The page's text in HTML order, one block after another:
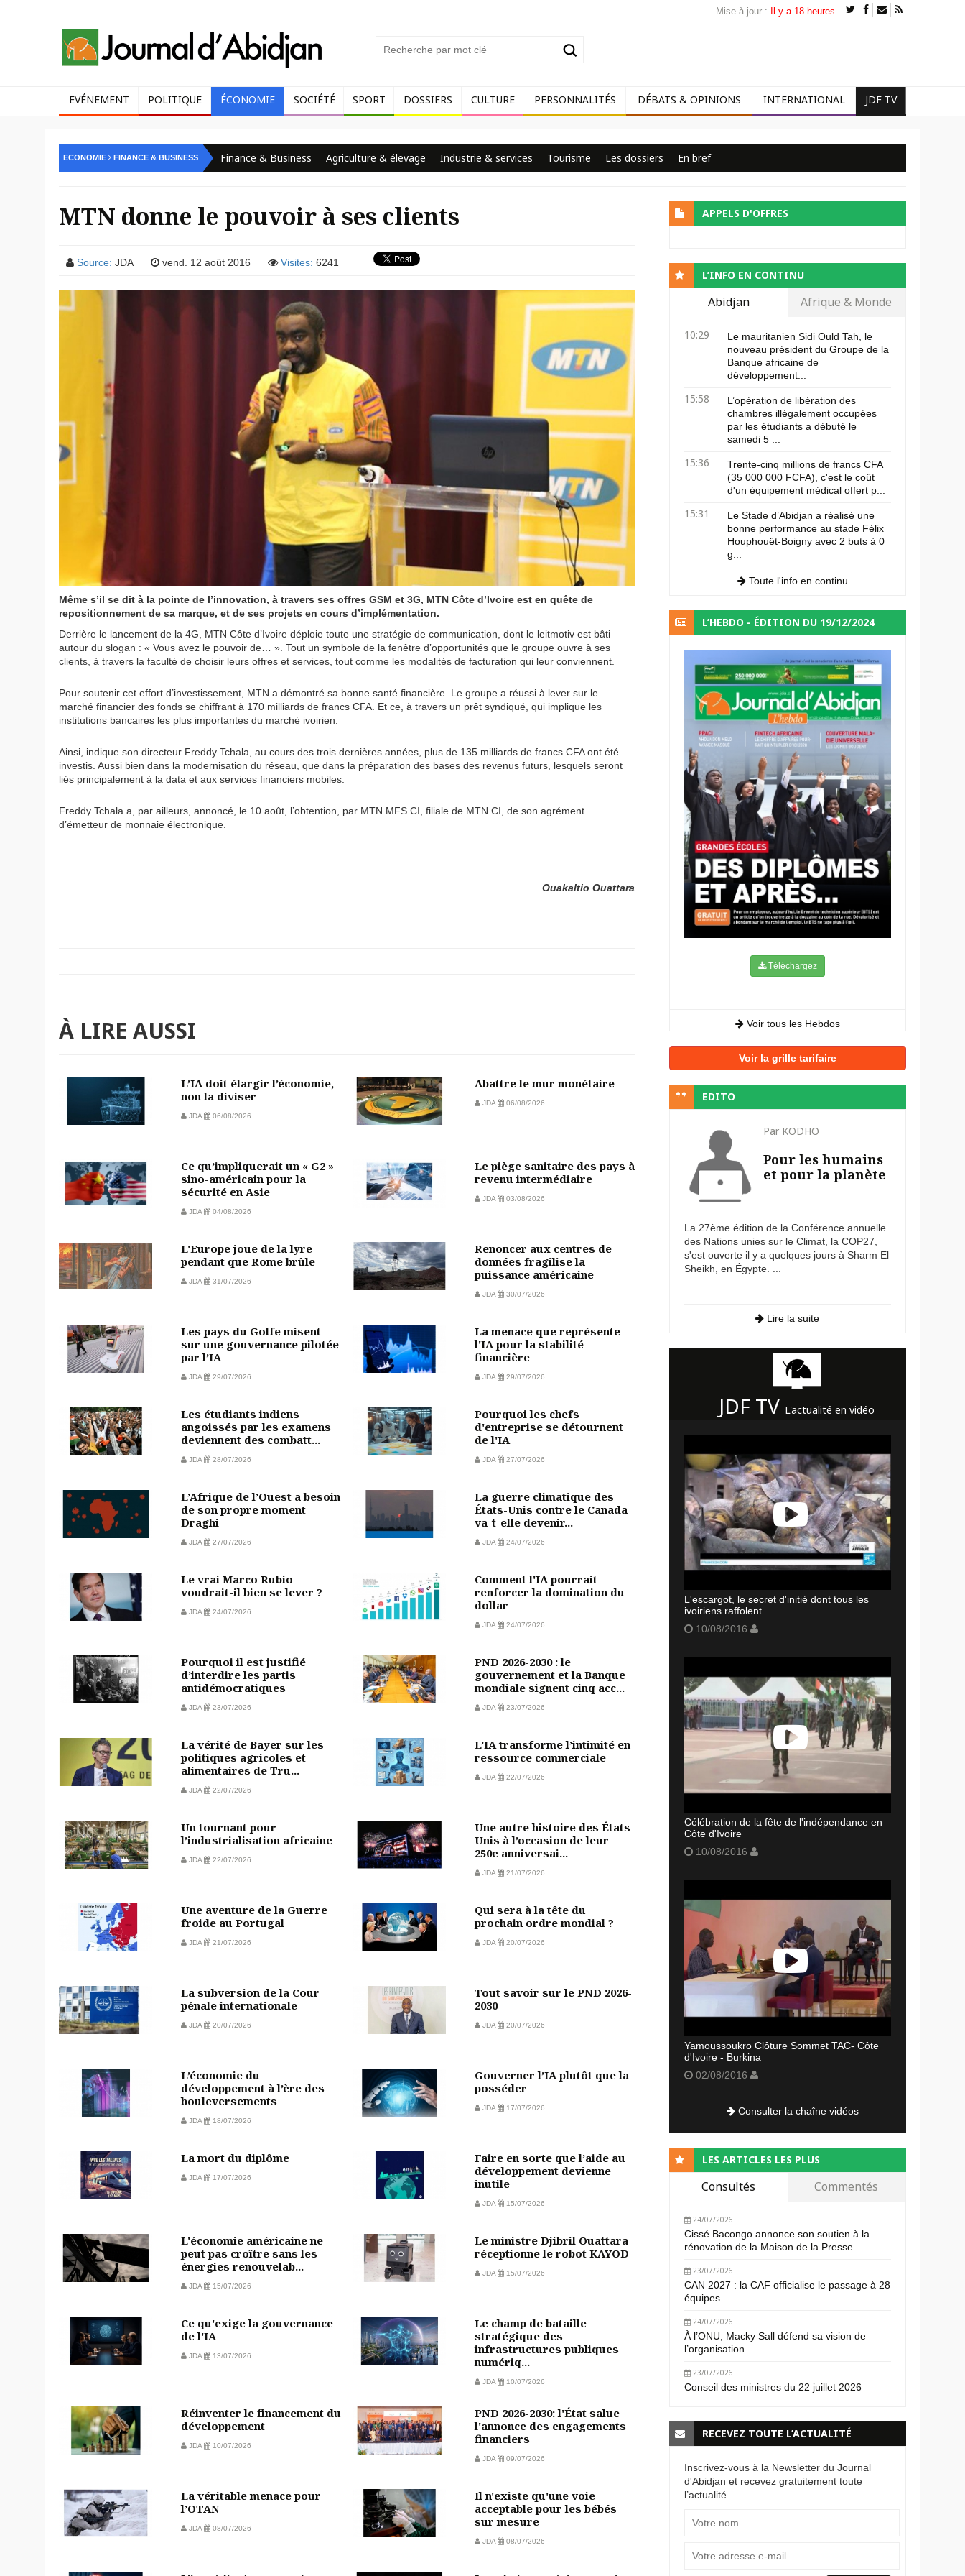
Mise à jour : Il y a 18 heures
EVÉNEMENT POLITIQUE ÉCONOMIE SOCIÉTÉ SPORT DOSSIERS CULTURE PERSONNALITÉS DÉBATS & OPINIONS INTERNATIONAL JDF TV
ECONOMIE FINANCE & BUSINESS Finance & Business Agriculture & élevage Industrie & services Tourisme Les dossiers En bref
MTN donne le pouvoir à ses clients
Source: JDA vend. 12 août 2016 Visites: 6241
Même s’il se dit à la pointe de l’innovation, à travers ses offres GSM et 3G, MTN Côte d’Ivoire est en quête de
repositionnement de sa marque, et de ses projets en cours d’implémentation.
Derrière le lancement de la 4G, MTN Côte d’Ivoire déploie toute une stratégie de communication, dont le leitmotiv est bâti
autour du slogan : « Vous avez le pouvoir de… ». Tout un symbole de la fenêtre d’opportunités que le groupe ouvre à ses
clients, à travers la faculté de choisir leurs offres et services, tout comme les modalités de facturation qui leur conviennent.
Pour soutenir cet effort d’investissement, MTN a démontré sa bonne santé financière. Le groupe a réussi à lever sur le
marché financier des fonds se chiffrant à 170 milliards de francs CFA. Et ce, à travers un prêt syndiqué, qui implique les
institutions bancaires les plus importantes du marché ivoirien.
Ainsi, indique son directeur Freddy Tchala, au cours des trois dernières années, plus de 135 milliards de francs CFA ont été
investis. Aussi bien dans la modernisation du réseau, que dans la préparation des bases des revenus futurs, lesquels seront
liés principalement à la data et aux services financiers mobiles.
Freddy Tchala a, par ailleurs, annoncé, le 10 août, l’obtention, par MTN MFS CI, filiale de MTN CI, de son agrément
d’émetteur de monnaie électronique.
Ouakaltio Ouattara
À LIRE AUSSI
L’IA doit élargir l’économie,
non la diviser
JDA 06/08/2026
Abattre le mur monétaire
JDA 06/08/2026
Ce qu’impliquerait un « G2 »
sino-américain pour la
sécurité en Asie
JDA 04/08/2026
Le piège sanitaire des pays à
revenu intermédiaire
JDA 03/08/2026
L'Europe joue de la lyre
pendant que Rome brûle
JDA 31/07/2026
Renoncer aux centres de
données fragilise la
puissance américaine
JDA 30/07/2026
Les pays du Golfe misent
sur une gouvernance pilotée
par l’IA
JDA 29/07/2026
La menace que représente
l'IA pour la stabilité
financière
JDA 29/07/2026
Les étudiants indiens
angoissés par les examens
deviennent des combatt...
JDA 28/07/2026
Pourquoi les chefs
d'entreprise se détournent
de l'IA
JDA 27/07/2026
L’Afrique de l’Ouest a besoin
de son propre moment
Draghi
JDA 27/07/2026
La guerre climatique des
États-Unis contre le Canada
va-t-elle devenir...
JDA 24/07/2026
Le vrai Marco Rubio
voudrait-il bien se lever ?
JDA 24/07/2026
Comment l'IA pourrait
renforcer la domination du
dollar
JDA 24/07/2026
Pourquoi il est justifié
d’interdire les partis
antidémocratiques
JDA 23/07/2026
PND 2026-2030 : le
gouvernement et la Banque
mondiale signent cinq acc...
JDA 23/07/2026
La vérité de Bayer sur les
politiques agricoles et
alimentaires de Tru...
JDA 22/07/2026
L’IA transforme l’intimité en
ressource commerciale
JDA 22/07/2026
Un tournant pour
l’industrialisation africaine
JDA 22/07/2026
Une autre histoire des États-
Unis à l’occasion de leur
250e anniversai...
JDA 21/07/2026
Une aventure de la Guerre
froide au Portugal
JDA 21/07/2026
Qui sera à la tête du
prochain ordre mondial ?
JDA 20/07/2026
La subversion de la Cour
pénale internationale
JDA 20/07/2026
Tout savoir sur le PND 2026-
2030
JDA 20/07/2026
L’économie du
développement à l’ère des
bouleversements
JDA 18/07/2026
Gouverner l’IA plutôt que la
posséder
JDA 17/07/2026
La mort du diplôme
JDA 17/07/2026
Faire en sorte que l’aide au
développement devienne
inutile
JDA 15/07/2026
L'économie américaine ne
peut pas croître sans les
énergies renouvelab...
JDA 15/07/2026
Le ministre Djibril Ouattara
réceptionne le robot KAYOD
JDA 15/07/2026
Ce qu'exige la gouvernance
de l'IA
JDA 13/07/2026
Le champ de bataille
stratégique des
infrastructures publiques
numériq...
JDA 10/07/2026
Réinventer le financement du
développement
JDA 10/07/2026
PND 2026-2030: l'État salue
l'annonce des engagements
financiers
JDA 09/07/2026
La véritable menace pour
l’OTAN
JDA 08/07/2026
Il n'existe qu'une voie
acceptable pour les bébés
sur mesure
JDA 08/07/2026
APPELS D'OFFRES
L’INFO EN CONTINU
Abidjan Afrique & Monde
10:29
Le mauritanien Sidi Ould Tah, le
nouveau président du Groupe de la
Banque africaine de
développement...
15:58
L’opération de libération des
chambres illégalement occupées
par les étudiants a débuté le
samedi 5 ...
15:36
Trente-cinq millions de francs CFA
(35 000 000 FCFA), c'est le coût
d'un équipement médical offert p...
15:31
Le Stade d’Abidjan a réalisé une
bonne performance au stade Félix
Houphouët-Boigny avec 2 buts à 0
g...
Toute l'info en continu
L’HEBDO - ÉDITION DU 19/12/2024
Téléchargez
Voir tous les Hebdos
Voir la grille tarifaire
EDITO
Par KODHO
Pour les humains
et pour la planète
La 27ème édition de la Conférence annuelle
des Nations unies sur le Climat, la COP27,
s'est ouverte il y a quelques jours à Sharm El
Sheikh, en Égypte. ...
Lire la suite
JDF TV L'actualité en vidéo
L'escargot, le secret d'initié dont tous les
ivoiriens raffolent
10/08/2016
Célébration de la fête de l'indépendance en
Côte d'Ivoire
10/08/2016
Yamoussoukro Clôture Sommet TAC- Côte
d'Ivoire - Burkina
02/08/2016
Consulter la chaîne vidéos
LES ARTICLES LES PLUS
Consultés Commentés
24/07/2026
Cissé Bacongo annonce son soutien à la
rénovation de la Maison de la Presse
23/07/2026
CAN 2027 : la CAF officialise le passage à 28
équipes
24/07/2026
À l’ONU, Macky Sall défend sa vision de
l’organisation
23/07/2026
Conseil des ministres du 22 juillet 2026
RECEVEZ TOUTE L’ACTUALITÉ
Inscrivez-vous à la Newsletter du Journal
d'Abidjan et recevez gratuitement toute
l’actualité